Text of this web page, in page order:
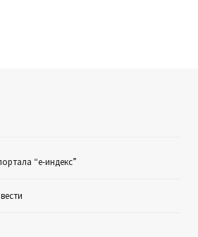
“е-индекс”